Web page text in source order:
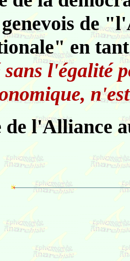
de
en tant
l'égalité
de l'Alliance